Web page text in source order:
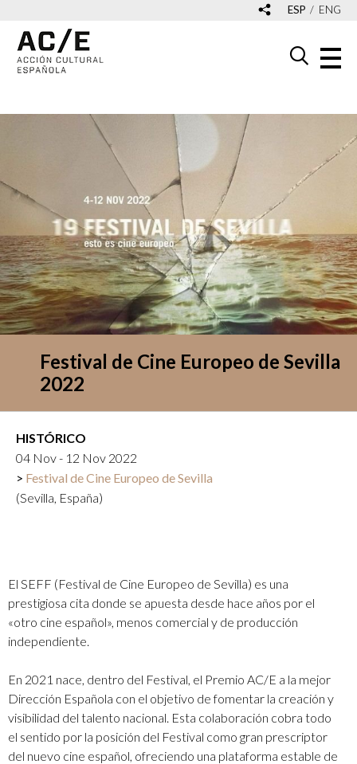
ESP ENG
Festival de Cine Europeo de Sevilla
2022
HISTÓRICO
04 Nov - 12 Nov 2022
Festival de Cine Europeo de Sevilla
(Sevilla, España)
El SEFF (Festival de Cine Europeo de Sevilla) es una
prestigiosa cita donde se apuesta desde hace años por el
«otro cine español», menos comercial y de producción
independiente.
En 2021 nace, dentro del Festival, el Premio AC/E a la mejor
Dirección Española con el objetivo de fomentar la creación y
visibilidad del talento nacional. Esta colaboración cobra todo
el sentido por la posición del Festival como gran prescriptor
del nuevo cine español, ofreciendo una plataforma estable de